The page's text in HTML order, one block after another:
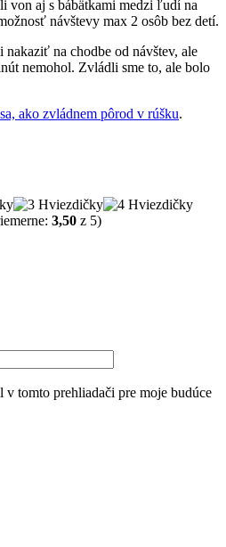
von aj s bábätkami medzi ľudí na
návštevy max 2 osôb bez detí.
nakaziť na chodbe od návštev, ale
nemohol. Zvládli sme to, ale bolo
ako zvládnem pôrod v rúšku.
3,50 z 5)
tomto prehliadači pre moje budúce